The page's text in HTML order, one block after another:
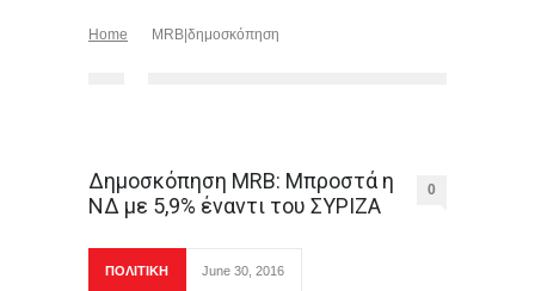
Home MRB|δημοσκόπηση
Δημοσκόπηση MRB: Μπροστά η
ΝΔ με 5,9% έναντι του ΣΥΡΙΖΑ
0
ΠΟΛΙΤΙΚΗ June 30, 2016